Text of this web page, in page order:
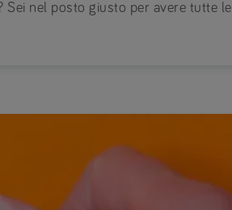
Sei nel posto giusto per avere tutte le